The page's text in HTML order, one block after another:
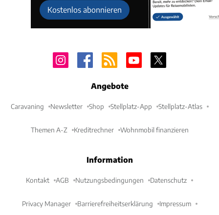
Kostenlos abonnieren
Angebote
Caravaning Newsletter Shop Stellplatz-App Stellplatz-Atlas
Themen A-Z Kreditrechner Wohnmobil finanzieren
Information
Kontakt AGB Nutzungsbedingungen Datenschutz
Privacy Manager Barrierefreiheitserklärung Impressum